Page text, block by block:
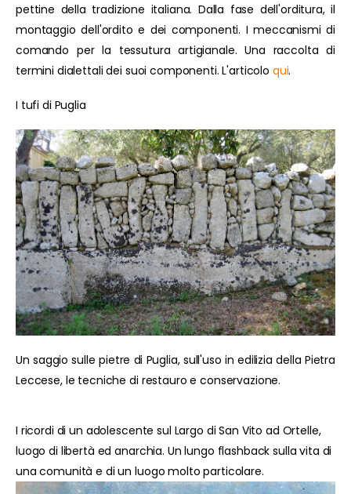
pettine della tradizione italiana. Dalla fase dell'orditura, il
montaggio dell'ordito e dei componenti. I meccanismi di
comando per la tessutura artigianale. Una raccolta di
termini dialettali dei suoi componenti. L'articolo qui.
I tufi di Puglia
Un saggio sulle pietre di Puglia, sull'uso in edilizia della Pietra
Leccese, le tecniche di restauro e conservazione.
I ricordi di un adolescente sul Largo di San Vito ad Ortelle,
luogo di libertà ed anarchia. Un lungo flashback sulla vita di
una comunità e di un luogo molto particolare.